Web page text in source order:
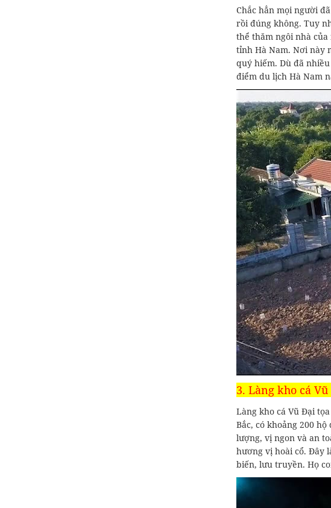
Chắc hẳn mọi người
rồi đúng không. Tuy
thể thăm ngôi nhà
tỉnh Hà Nam. Nơi này
quý hiếm. Dù đã
điểm du lịch Hà Nam
3. Làng kho cá
Làng kho cá Vũ Đại
Bắc, có khoảng 200
lượng, vị ngon và an
hương vị hoài cổ. Đây
biến, lưu truyền. Họ